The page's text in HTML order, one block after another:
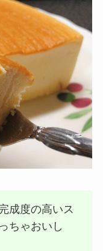
成度の高いス
ちゃおいし